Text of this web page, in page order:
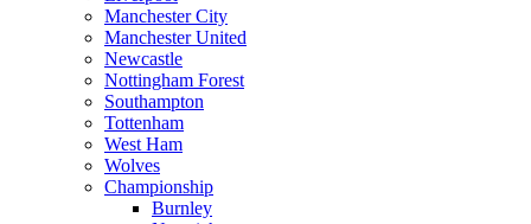
Manchester City
Manchester United
Newcastle
Nottingham Forest
Southampton
Tottenham
West Ham
Wolves
Championship
Burnley